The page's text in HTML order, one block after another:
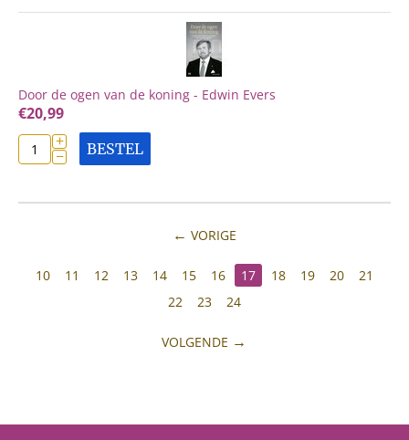
Door de ogen van de koning - Edwin Evers
€20,99
+
− BESTEL
VORIGE
10 11 12 13 14 15 16 17 18 19 20
21
22
23 24
VOLGENDE